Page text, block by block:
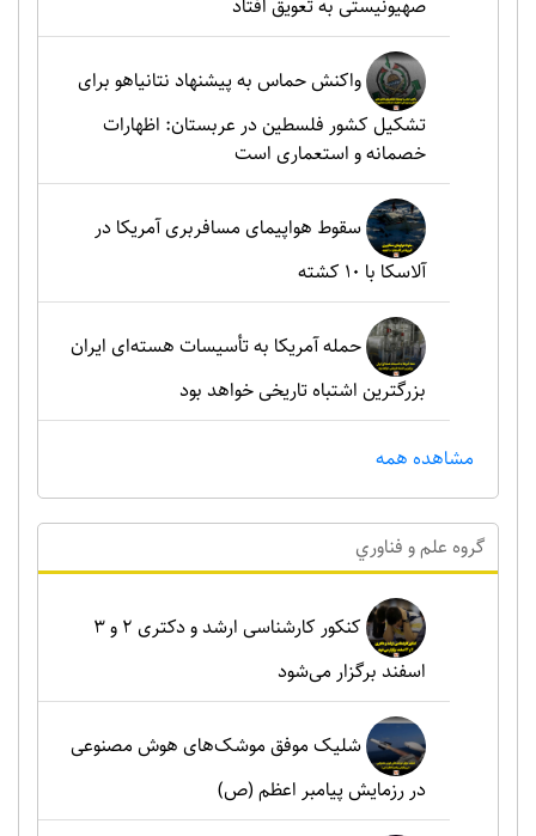
صهیونیستی به تعویق افتاد
واکنش حماس به پیشنهاد نتانیاهو برای
تشکیل کشور فلسطین در عربستان: اظهارات
خصمانه و استعماری است
سقوط هواپیمای مسافربری آمریکا در
آلاسکا با ۱۰ کشته
حمله آمریکا به تأسیسات هسته‌ای ایران
بزرگترین اشتباه تاریخی خواهد بود
مشاهده همه
گروه علم و فناوري
کنکور کارشناسی ارشد و دکتری ۲ و ۳
اسفند برگزار می‌شود
شلیک موفق موشک‌های هوش مصنوعی
در رزمایش پیامبر اعظم (ص)